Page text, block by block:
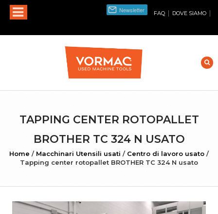
FAQ | DOVE SIAMO |
TAPPING CENTER ROTOPALLET
BROTHER TC 324 N USATO
Home / Macchinari Utensili usati / Centro di lavoro usato /
Tapping center rotopallet BROTHER TC 324 N usato